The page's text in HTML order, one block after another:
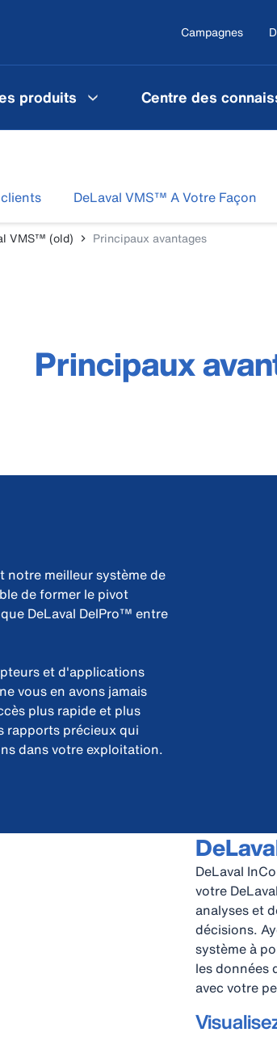
Campagnes
produits Centre des
DeLaval VMS™ A Votre Façon
VMS™ (old) Principaux avantages
Principaux
notre meilleur système de
de former le pivot
DeLaval DelPro™ entre
et d'applications
vous en avons jamais
plus rapide et plus
rapports précieux qui
dans votre exploitation.
DeLaval
votre
analyses et
décisions.
système à
les données
avec votre